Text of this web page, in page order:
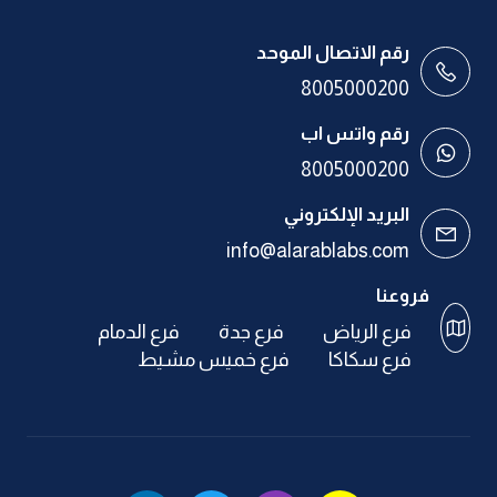
رقم الاتصال الموحد
8005000200
رقم واتس اب
8005000200
البريد الإلكتروني
info@alarablabs.com
فروعنا
فرع الرياض فرع جدة
فرع الدمام
فرع سكاكا
فرع خميس مشيط